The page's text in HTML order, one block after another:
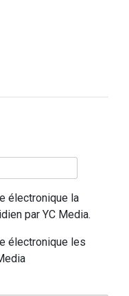
électronique la
par YC Media.
électronique les